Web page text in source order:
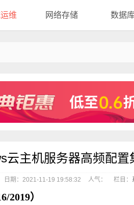
维 网络存储 数据
云主机服务器高频配置
日期：2021-11-19 19:58:32 人气： 栏目：
2019）